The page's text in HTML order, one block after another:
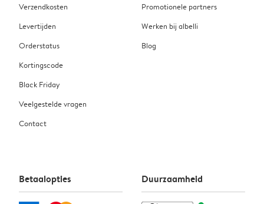
Verzendkosten
Levertijden
Orderstatus
Kortingscode
Black Friday
Veelgestelde vragen
Contact
Promotionele partners
Werken bij albelli
Blog
Betaalopties Duurzaamheid